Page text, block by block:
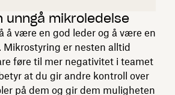
unngå mikroledelse
å være en god leder og å være en
er nesten alltid
føre til mer negativitet i teamet
at du gir andre kontroll over
på dem og gir dem muligheten